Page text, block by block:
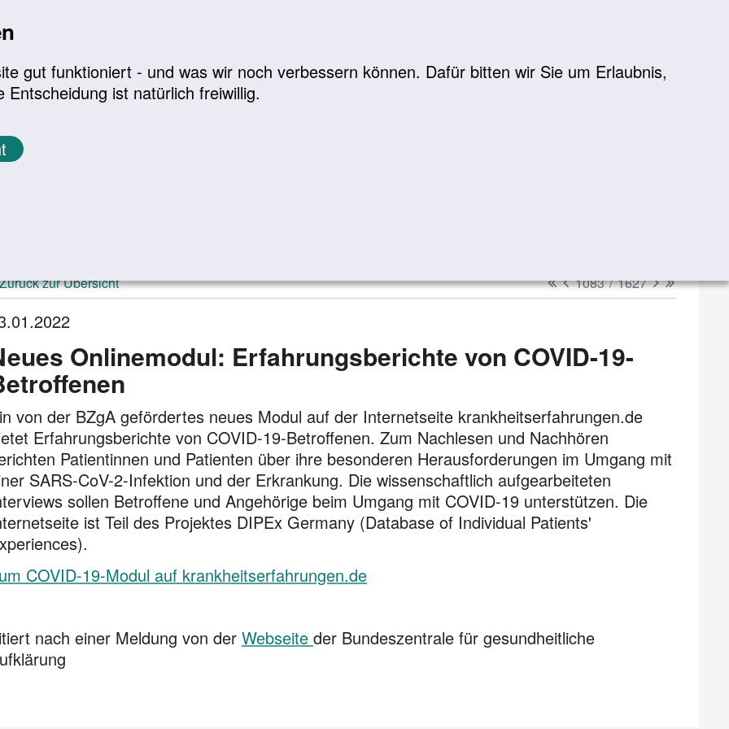
gut funktioniert - und was wir noch verbessern können. Dafür bitten wir Sie um Erlaubnis,
ist natürlich freiwillig.
Zurück zur Übersicht erster
vorheriger
1083/1627nächster
letzter
Onlinemodul: Erfahrungsberichte von COVID-19-
von der BZgA gefördertes neues Modul auf der Internetseite krankheitserfahrungen.de
Erfahrungsberichte von COVID-19-Betroffenen. Zum Nachlesen und Nachhören
Patientinnen und Patienten über ihre besonderen Herausforderungen im Umgang mit
SARS-CoV-2-Infektion und der Erkrankung. Die wissenschaftlich aufgearbeiteten
sollen Betroffene und Angehörige beim Umgang mit COVID-19 unterstützen. Die
ist Teil des Projektes DIPEx Germany (Database of Individual Patients'
COVID-19-Modul auf krankheitserfahrungen.de
nach einer Meldung von der Webseite der Bundeszentrale für gesundheitliche